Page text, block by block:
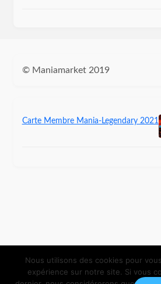
© Maniamarket 2019
Carte Membre Mania-Legendary 2021
Nous utilisons des cookies pour
expérience sur notre site. Si vous